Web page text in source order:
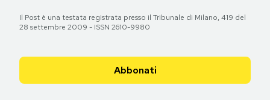
Il Post è una testata registrata presso il Tribunale di Milano, 419 del
28 settembre 2009 - ISSN 2610-9980
Abbonati